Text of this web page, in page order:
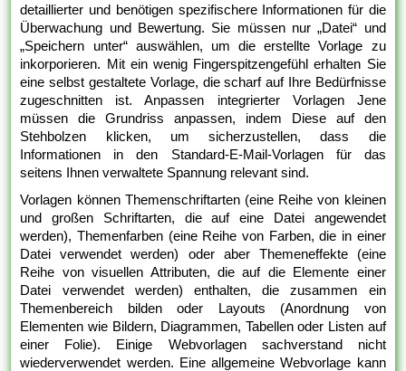
detaillierter und benötigen spezifischere Informationen für die
Überwachung und Bewertung. Sie müssen nur „Datei“ und
„Speichern unter“ auswählen, um die erstellte Vorlage zu
inkorporieren. Mit ein wenig Fingerspitzengefühl erhalten Sie
eine selbst gestaltete Vorlage, die scharf auf Ihre Bedürfnisse
zugeschnitten ist. Anpassen integrierter Vorlagen Jene
müssen die Grundriss anpassen, indem Diese auf den
Stehbolzen klicken, um sicherzustellen, dass die
Informationen in den Standard-E-Mail-Vorlagen für das
seitens Ihnen verwaltete Spannung relevant sind.
Vorlagen können Themenschriftarten (eine Reihe von kleinen
und großen Schriftarten, die auf eine Datei angewendet
werden), Themenfarben (eine Reihe von Farben, die in einer
Datei verwendet werden) oder aber Themeneffekte (eine
Reihe von visuellen Attributen, die auf die Elemente einer
Datei verwendet werden) enthalten, die zusammen ein
Themenbereich bilden oder Layouts (Anordnung von
Elementen wie Bildern, Diagrammen, Tabellen oder Listen auf
einer Folie). Einige Webvorlagen sachverstand nicht
wiederverwendet werden. Eine allgemeine Webvorlage kann